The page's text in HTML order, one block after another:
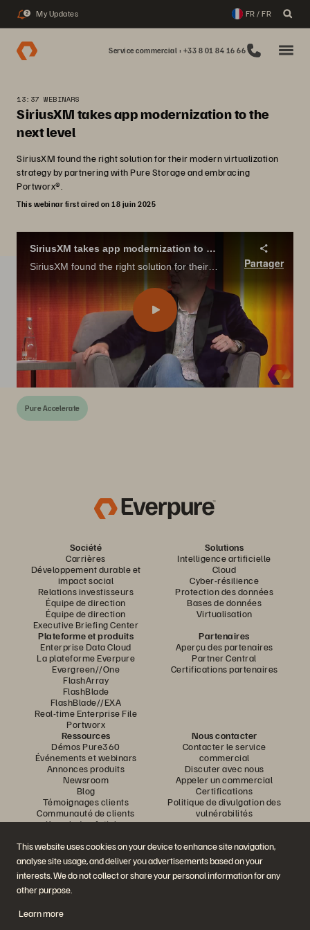
This website uses cookies on your device to enhance site navigation,
analyse site usage, and deliver you advertisements based on your
interests. We do not collect or share your personal information for any
other purpose.
Learn more
2 My Updates FR / FR
Service commercial : +33 8 01 84 16 66
13:37 WEBINARS
SiriusXM takes app modernization to the
next level
SiriusXM found the right solution for their modern virtualization
strategy by partnering with Pure Storage and embracing
Portworx®.
This webinar first aired on 18 juin 2025
SiriusXM takes app modernization to the next level
SiriusXM found the right solution for their modern virtualization strategy by partnering with Pure Storage and embracing Portworx®.
Partager
Pure Accelerate
Société
Carrières
Développement durable et
impact social
Relations investisseurs
Équipe de direction
Équipe de direction
Executive Briefing Center
Solutions
Intelligence artificielle
Cloud
Cyber-résilience
Protection des données
Bases de données
Virtualisation
Plateforme et produits
Enterprise Data Cloud
La plateforme Everpure
Evergreen//One
FlashArray
FlashBlade
FlashBlade//EXA
Real-time Enterprise File
Portworx
Partenaires
Aperçu des partenaires
Partner Central
Certifications partenaires
Ressources
Démos Pure360
Événements et webinars
Annonces produits
Newsroom
Blog
Témoignages clients
Communauté de clients
Knowledge Articles
Nous contacter
Contacter le service
commercial
Discuter avec nous
Appeler un commercial
Certifications
Politique de divulgation des
vulnérabilités
Rejoignez la conversation
Suivez-nous sur tous les réseaux sociaux Everpure